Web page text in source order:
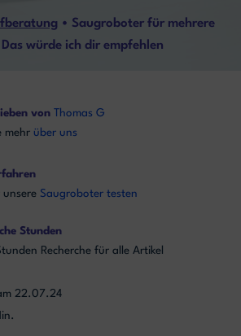
• Saugroboter für mehrere
Das würde ich dir empfehlen
von
Thomas G
mehr über uns
unsere Saugroboter testen
Stunden
Recherche für alle Artikel
22.07.24